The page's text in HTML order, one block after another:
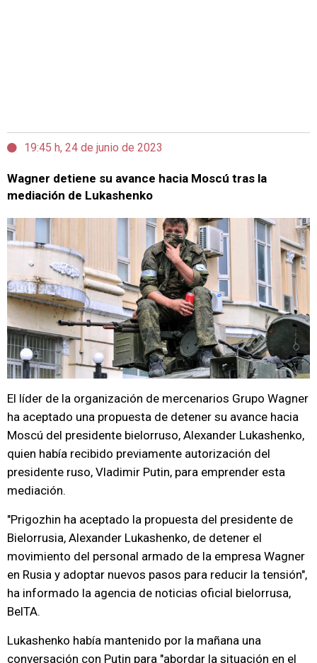
19:45 h, 24 de junio de 2023
Wagner detiene su avance hacia Moscú tras la
mediación de Lukashenko
El líder de la organización de mercenarios Grupo Wagner
ha aceptado una propuesta de detener su avance hacia
Moscú del presidente bielorruso, Alexander Lukashenko,
quien había recibido previamente autorización del
presidente ruso, Vladimir Putin, para emprender esta
mediación.
"Prigozhin ha aceptado la propuesta del presidente de
Bielorrusia, Alexander Lukashenko, de detener el
movimiento del personal armado de la empresa Wagner
en Rusia y adoptar nuevos pasos para reducir la tensión",
ha informado la agencia de noticias oficial bielorrusa,
BelTA.
Lukashenko había mantenido por la mañana una
conversación con Putin para "abordar la situación en el